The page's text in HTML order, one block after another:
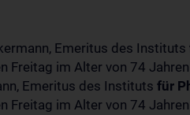
Emeritus des Instituts
Freitag im Alter von 74
Emeritus des Instituts für
Freitag im Alter von 74